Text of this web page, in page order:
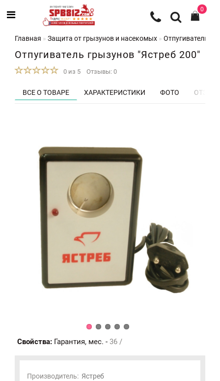
0
Главная Защита от грызунов и насекомых Отпугиватели
Отпугиватель грызунов "Ястреб 200"
0 из 5 Отзывы: 0
ВСЕ О ТОВАРЕ ХАРАКТЕРИСТИКИ ФОТО
Свойства: Гарантия, мес. - 36 /
Производитель: Ястреб